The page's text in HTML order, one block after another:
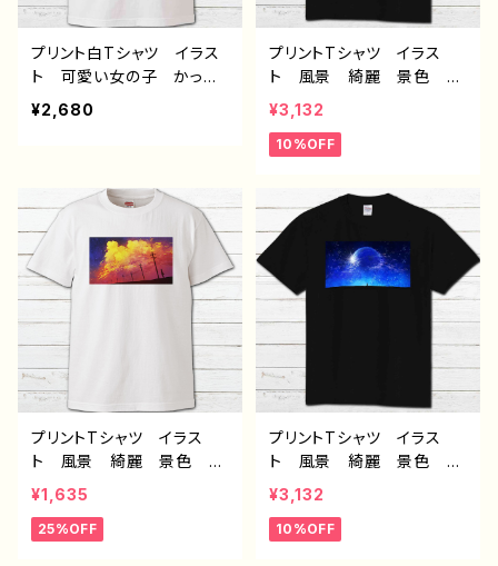
デザイン グッズ タイト
ル：明け 作：みふる
リジナル デザイン グッ
ズ タイトル：黒野京デザイ
ン35 作：黒野京
プリント白Tシャツ イラス
ト 可愛い女の子 かっこ
いい女子 おしゃれ服 エ
モい 病みかわいい メン
髪 白髪 銀髪 タイトス
カート 生足 絶対領域
ネコミミ風 猫耳風 メン
ズ レディース おしゃ
れ 個性的 おすすめ 人
気 イラストレーター 絵
師 クリエイター 白 半
袖シャツ デザイン コラ
ボ オリジナル デザイ
ン グッズ タイトル：黒野
京デザイン36 作：黒野京
¥2,680
プリントTシャツ イラス
ト 風景 綺麗 景色 美
しい エモい かっこい
い メンズ レディース
おしゃれ 個性的 おすす
ー 絵師 クリエイター
黒 半袖シャツ オリジナ
ル デザイン グッズ デ
ザイン コラボ タイトル：
赤の入道雲 作：J.タネ
¥3,132
10%OFF
プリントTシャツ イラス
ト 風景 綺麗 景色 美
しい エモい かっこい
い メンズ レディース
おしゃれ 個性的 おすす
¥1,635
25%OFF
プリントTシャツ イラス
ト 風景 綺麗 景色 美
しい エモい かっこい
い メンズ レディース
おしゃれ 個性的 おすす
¥3,132
10%OFF